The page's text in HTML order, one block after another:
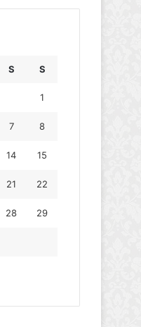
S S
1
7 8
14 15
21 22
28 29